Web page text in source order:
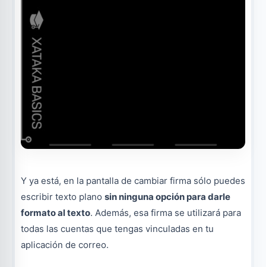
Y ya está, en la pantalla de cambiar firma sólo puedes
escribir texto plano sin ninguna opción para darle
formato al texto. Además, esa firma se utilizará para
todas las cuentas que tengas vinculadas en tu
aplicación de correo.